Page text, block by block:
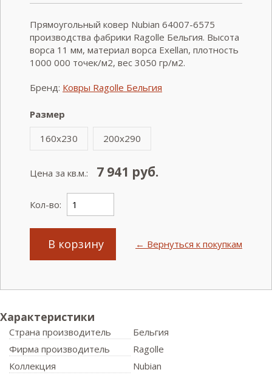
Прямоугольный ковер Nubian 64007-6575
производства фабрики Ragolle Бельгия. Высота
ворса 11 мм, материал ворса Exellan, плотность
1000 000 точек/м2, вес 3050 гр/м2.
Бренд: Ковры Ragolle Бельгия
Размер
160x230
200x290
Цена за кв.м.: 7 941 руб.
Кол-во:
В корзину ← Вернуться к покупкам
Характеристики
Страна производитель
Бельгия
Фирма производитель
Ragolle
Коллекция
Nubian